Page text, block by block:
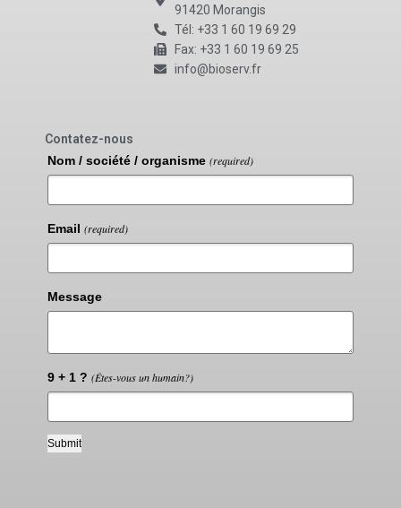
91420 Morangis
Tél: +33 1 60 19 69 29
Fax: +33 1 60 19 69 25
info@bioserv.fr
Contatez-nous
Nom / société / organisme (required)
Email (required)
Message
9 + 1 ? (Êtes-vous un humain?)